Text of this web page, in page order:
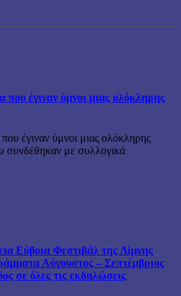
που έγιναν ύμνοι μιας ολόκληρης
έγιναν ύμνοι μιας ολόκληρης
συνδέθηκαν με συλλογικά
Εύβοια Φεστιβάλ της Λίμνης
Αύγουστος – Σεπτέμβριος
σε όλες τις εκδηλώσεις